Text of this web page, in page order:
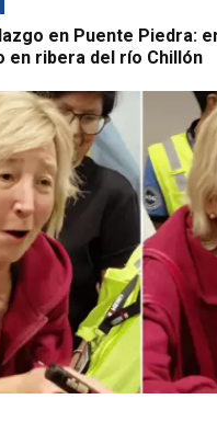
en Puente Piedra:
en ribera del río Chillón